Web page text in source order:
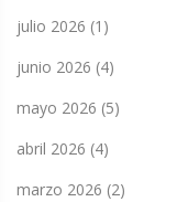
julio 2026 (1)
junio 2026 (4)
mayo 2026 (5)
abril 2026 (4)
marzo 2026 (2)